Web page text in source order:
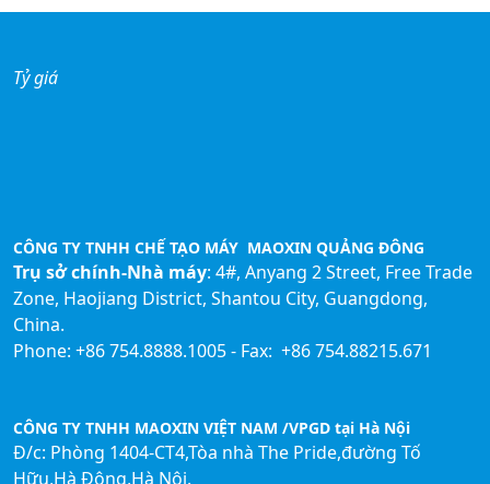
Tỷ giá
CÔNG TY TNHH CHẾ TẠO MÁY MAOXIN QUẢNG ĐÔNG
Trụ sở chính-Nhà máy: 4#, Anyang 2 Street, Free Trade
Zone, Haojiang District, Shantou City, Guangdong,
China.
Phone: +86 754.8888.1005 - Fax: +86 754.88215.671
CÔNG TY TNHH MAOXIN VIỆT NAM /VPGD tại Hà Nội
Đ/c: Phòng 1404-CT4,Tòa nhà The Pride,đường Tố
Hữu,Hà Đông,Hà Nội.